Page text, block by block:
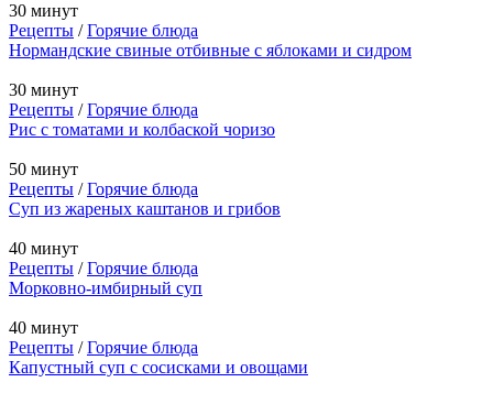
30 минут
Рецепты /Горячие блюда
Нормандские свиные отбивные с яблоками и сидром
30 минут
Рецепты /Горячие блюда
Рис с томатами и колбаской чоризо
50 минут
Рецепты /Горячие блюда
Суп из жареных каштанов и грибов
40 минут
Рецепты /Горячие блюда
Морковно-имбирный суп
40 минут
Рецепты /Горячие блюда
Капустный суп с сосисками и овощами